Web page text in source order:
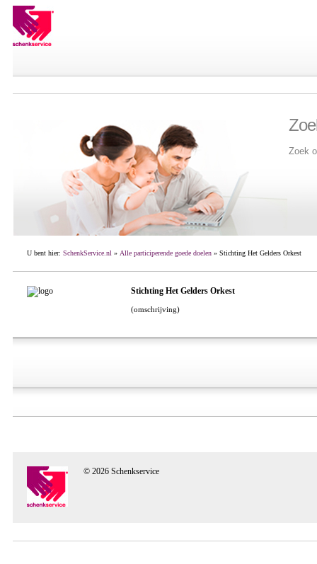
Zoek
U bent hier: SchenkService.nl » Alle participerende goede doelen» Stichting Het Gelders Orkest
Stichting Het Gelders Orkest
(omschrijving)
© 2026 Schenkservice